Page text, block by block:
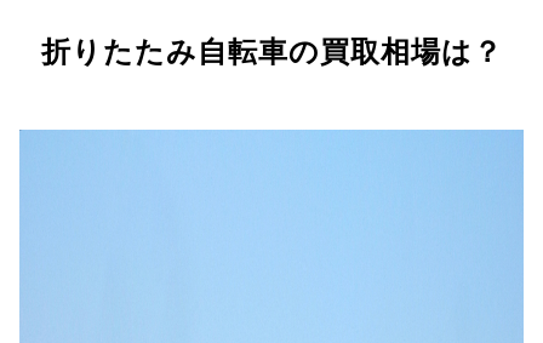
折りたたみ自転車の買取相場は？